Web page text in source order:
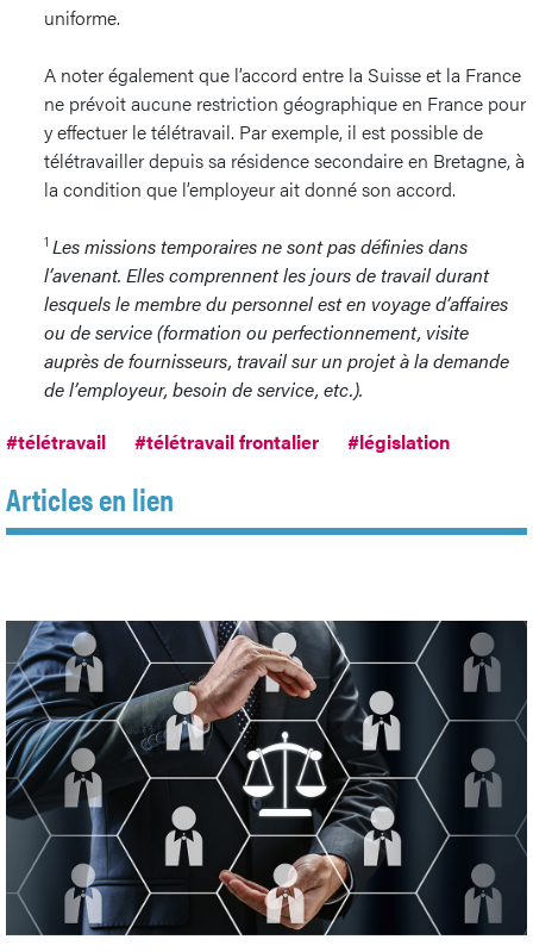
uniforme.
A noter également que l’accord entre la Suisse et la France
ne prévoit aucune restriction géographique en France pour
y effectuer le télétravail. Par exemple, il est possible de
télétravailler depuis sa résidence secondaire en Bretagne, à
la condition que l’employeur ait donné son accord.
1 Les missions temporaires ne sont pas définies dans
l’avenant. Elles comprennent les jours de travail durant
lesquels le membre du personnel est en voyage d’affaires
ou de service (formation ou perfectionnement, visite
auprès de fournisseurs, travail sur un projet à la demande
de l’employeur, besoin de service, etc.).
#télétravail
#télétravail frontalier #législation
Articles en lien